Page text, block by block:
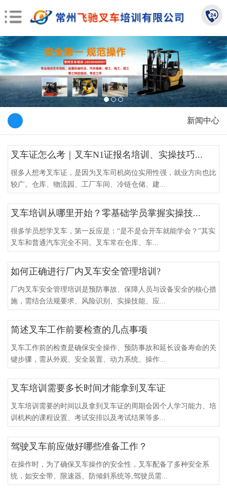
新闻中心
叉车证怎么考｜叉车N1证报名培训、实操技巧...
很多人想考叉车证，是因为叉车司机岗位实用性强，就业方向也比
较广。仓库、物流园、工厂车间、冷链仓储、建...
叉车培训从哪里开始？零基础学员掌握实操技...
很多学员想学叉车，第一反应是：“是不是会开车就能学会？”其实
叉车和普通汽车完全不同。叉车常在仓库、车...
如何正确进行厂内叉车安全管理培训?
厂内叉车安全管理培训是预防事故、保障人员与设备安全的核心措
施，需结合法规要求、风险识别、实操技能、应...
简述叉车工作前要检查的几点事项
叉车工作前的检查是确保安全操作、预防事故和延长设备寿命的关
键步骤，需从外观、安全装置、动力系统、操作...
叉车培训需要多长时间才能拿到叉车证
叉车培训需要的时间以及拿到叉车证的周期会因个人学习能力、培
训机构的课程设置、考试安排以及考试结果等多...
驾驶叉车前应做好哪些准备工作？
在操作时，为了确保叉车操作的安全性，叉车配备了多种安全系
统，如安全带、限速器、防倾斜系统等,驾驶员需...